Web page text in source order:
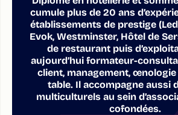
cumule plus de 20 ans
établissements de prestige
Evok, Westminster, Hôtel de
de restaurant puis
aujourd’hui formateur-
client, management,
table. Il accompagne aussi
multiculturels au sein
cofondées.